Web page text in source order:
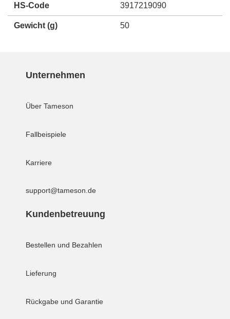
HS-Code 3917219090
Gewicht (g) 50
Unternehmen
Über Tameson
Fallbeispiele
Karriere
support@tameson.de
Kundenbetreuung
Bestellen und Bezahlen
Lieferung
Rückgabe und Garantie